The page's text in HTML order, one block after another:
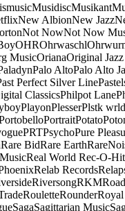
MusidiscMusikant
New AlbionNew Jazz
Not NowNot Now
OHROhrwaschl
MusicOrianaOriginal
Palo AltoPalo Alto
Perfect Silver Line
ClassicsPhilpot Lane
PlayonPlesserPlstk wrld
PortraitPotato
PRTPsychoPure
Rare BidRare Earth
Real World Rec-O-Hit
Relab Records
RiversongRKM
RouletteRounder
SagaSagittarian Music